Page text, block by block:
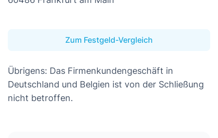
Zum Festgeld-Vergleich
Übrigens: Das Firmenkundengeschäft in
Deutschland und Belgien ist von der Schließung
nicht betroffen.